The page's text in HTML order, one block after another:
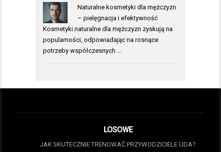
Naturalne kosmetyki dla mężczyzn
– pielęgnacja i efektywność
Kosmetyki naturalne dla mężczyzn zyskują na
popularności, odpowiadając na rosnące
potrzeby współczesnych …
LOSOWE
JAK SKUTECZNIE TRENOWAĆ PRZYWODZICIELE UDA?